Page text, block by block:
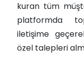
kuran tüm
platformda
iletişime
özel talepleri